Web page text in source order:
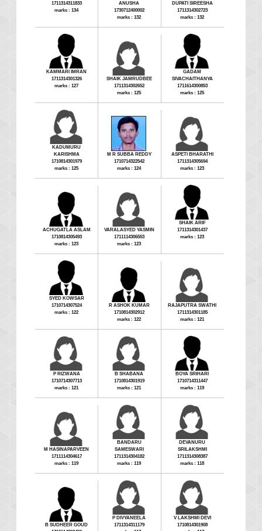
1711314311833
marks : 134
ANUSHA
1730712400002
marks : 132
DUPATI SIREESHA
1711314302723
marks : 132
KAMMARI IMRAN
1711314301326
marks : 127
SHAIK JAMRUDBEE
1711314302652
marks : 125
GADAM
SIVACHAITHANYA
1711614300853
marks : 125
KADUMURU
KARISHMA
1710814301979
marks : 125
M R SUBBA REDDY
1710714322542
marks : 124
ASPETI BHARATHI
1711314305694
marks : 123
ACHUGATLA ASLAM
1710814305493
marks : 123
VARALASYED YASMIN
1711114306553
marks : 123
SHAIK ARIF
1711314301437
marks : 123
SYED KOWSAR
1710714307524
marks : 122
R ASHOK KUMAR
1710814302912
marks : 122
RAJAPUTRA SWATHI
1711314301185
marks : 121
P RIZWANA
1710714307713
marks : 121
B SHABANA
1710814301919
marks : 121
BOYA SRIHARI
1710714311447
marks : 119
M HASINAPARVEEN
1711114304617
marks : 119
BANDARU
SAMESWARI
1711314304182
marks : 119
DEVANURU
SRILAKSHMI
1711314308387
marks : 118
B SUDHEER GOUD
P DIVYANEELA
1711314311179
V LAKSHMI DEVI
1710814301908